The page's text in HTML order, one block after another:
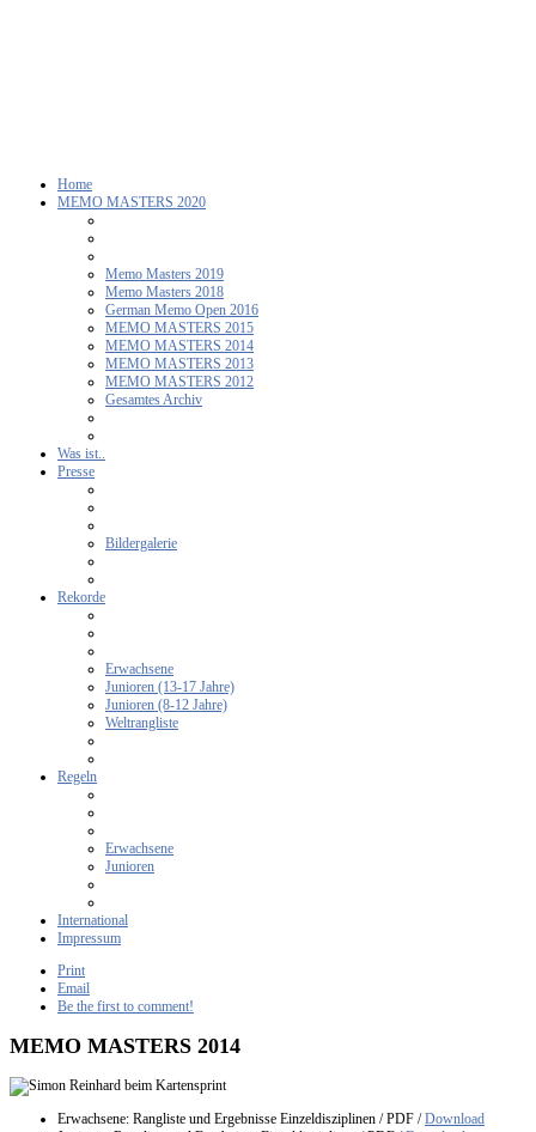
Home
MEMO MASTERS 2020
Memo Masters 2019
Memo Masters 2018
German Memo Open 2016
MEMO MASTERS 2015
MEMO MASTERS 2014
MEMO MASTERS 2013
MEMO MASTERS 2012
Gesamtes Archiv
Was ist..
Presse
Bildergalerie
Rekorde
Erwachsene
Junioren (13-17 Jahre)
Junioren (8-12 Jahre)
Weltrangliste
Regeln
Erwachsene
Junioren
International
Impressum
Print
Email
Be the first to comment!
MEMO MASTERS 2014
Erwachsene: Rangliste und Ergebnisse Einzeldisziplinen / PDF /Download